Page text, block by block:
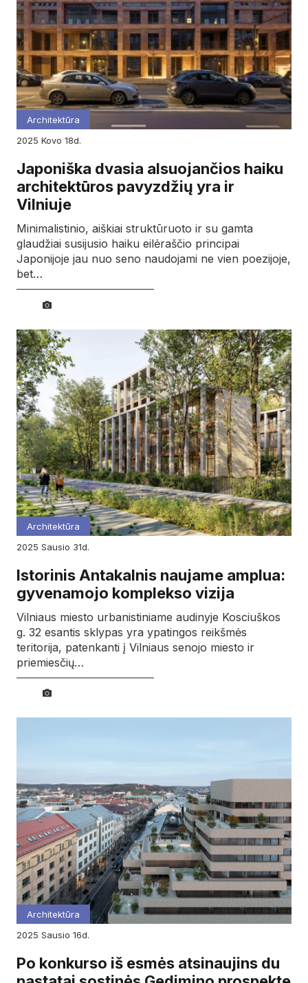
Architektūra
2025
kovo 18d.
Japoniška dvasia alsuojančios haiku
architektūros pavyzdžių yra ir
Vilniuje
Minimalistinio, aiškiai struktūruoto ir su gamta
glaudžiai susijusio haiku eilėraščio principai
Japonijoje jau nuo seno naudojami ne vien poezijoje,
bet…
Architektūra
2025
sausio 31d.
Istorinis Antakalnis naujame amplua:
gyvenamojo komplekso vizija
Vilniaus miesto urbanistiniame audinyje Kosciuškos
g. 32 esantis sklypas yra ypatingos reikšmės
teritorija, patenkanti į Vilniaus senojo miesto ir
priemiesčių…
Architektūra
2025
sausio 16d.
Po konkurso iš esmės atsinaujins du